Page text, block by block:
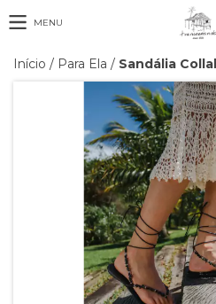
MENU
Início / Para Ela / Sandália